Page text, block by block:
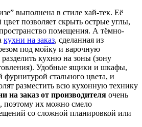
выполнена в стиле хай-тек. Её
позволяет скрыть острые углы,
помещения. А тёмно-
кухни на заказ, сделанная из
под мойку и варочную
разделить кухню на зоны (зону
Удобные ящики и шкафы,
стального цвета, и
разместить всю кухонную технику
на заказ от производителя очень
поэтому их можно смело
со сложной планировкой или